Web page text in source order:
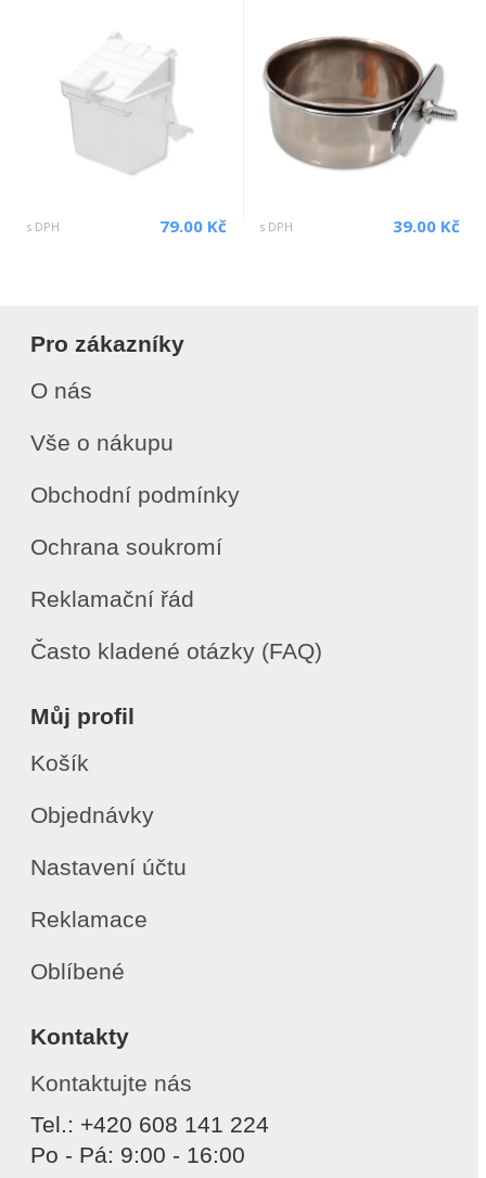
s DPH 79.00 Kč s DPH 39.00 Kč
Pro zákazníky
O nás
Vše o nákupu
Obchodní podmínky
Ochrana soukromí
Reklamační řád
Často kladené otázky (FAQ)
Můj profil
Košík
Objednávky
Nastavení účtu
Reklamace
Oblíbené
Kontakty
Kontaktujte nás
Tel.: +420 608 141 224
Po - Pá: 9:00 - 16:00